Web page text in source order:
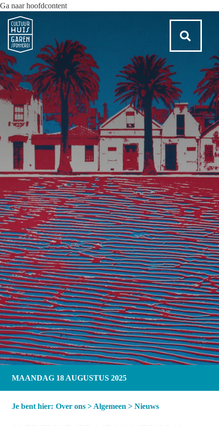
Ga naar hoofdcontent
MAANDAG 18 AUGUSTUS 2025
Je bent hier: Over ons > Algemeen > Nieuws